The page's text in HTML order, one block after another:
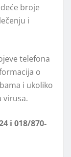
broje
i
telefona
o
i ukoliko
virusa.
i 018/870-